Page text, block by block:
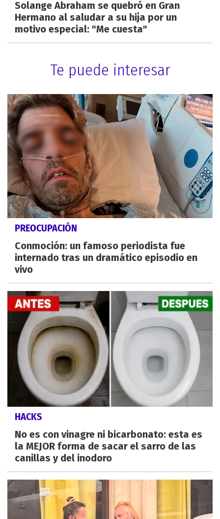
Solange Abraham se quebró en Gran
Hermano al saludar a su hija por un
motivo especial: "Me cuesta"
Te puede interesar
PREOCUPACIÓN
Conmoción: un famoso periodista fue
internado tras un dramático episodio en
vivo
HACKS
No es con vinagre ni bicarbonato: esta es
la MEJOR forma de sacar el sarro de las
canillas y del inodoro